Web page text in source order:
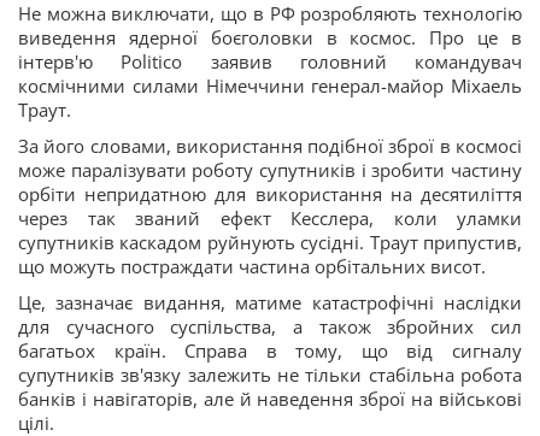
Не можна виключати, що в РФ розробляють технологію
виведення ядерної боєголовки в космос. Про це в
інтерв'ю Politico заявив головний командувач
космічними силами Німеччини генерал-майор Міхаель
Траут.
За його словами, використання подібної зброї в космосі
може паралізувати роботу супутників і зробити частину
орбіти непридатною для використання на десятиліття
через так званий ефект Кесслера, коли уламки
супутників каскадом руйнують сусідні. Траут припустив,
що можуть постраждати частина орбітальних висот.
Це, зазначає видання, матиме катастрофічні наслідки
для сучасного суспільства, а також збройних сил
багатьох країн. Справа в тому, що від сигналу
супутників зв'язку залежить не тільки стабільна робота
банків і навігаторів, але й наведення зброї на військові
цілі.